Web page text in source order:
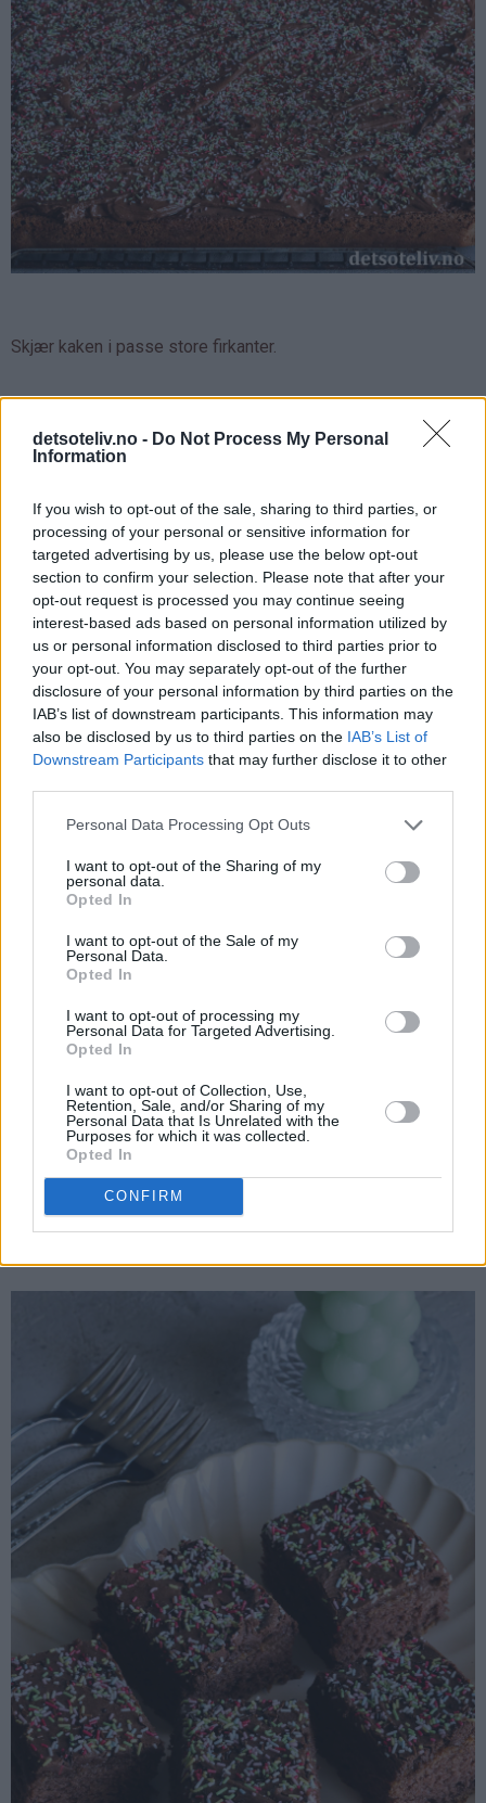
detsoteliv.no - Do Not Process My Personal
Information
If you wish to opt-out of the sale, sharing to third parties, or
processing of your personal or sensitive information for
targeted advertising by us, please use the below opt-out
section to confirm your selection. Please note that after your
opt-out request is processed you may continue seeing
interest-based ads based on personal information utilized by
us or personal information disclosed to third parties prior to
your opt-out. You may separately opt-out of the further
disclosure of your personal information by third parties on the
IAB’s list of downstream participants. This information may
also be disclosed by us to third parties on the IAB’s List of
Downstream Participants that may further disclose it to other
Personal Data Processing Opt Outs
I want to opt-out of the Sharing of my
personal data.
Opted In
I want to opt-out of the Sale of my
Personal Data.
Opted In
I want to opt-out of processing my
Personal Data for Targeted Advertising.
Opted In
I want to opt-out of Collection, Use,
Retention, Sale, and/or Sharing of my
Personal Data that Is Unrelated with the
Purposes for which it was collected.
Opted In
CONFIRM
Skjær kaken i passe store firkanter.
Kefirkake med sjokolade og kanel ser jo helt ordinær ut, men
er supermyk og deilig på smak!